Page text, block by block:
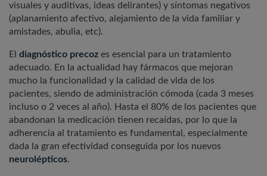
visuales y auditivas, ideas delirantes) y síntomas negativos
(aplanamiento afectivo, alejamiento de la vida familiar y
amistades, abulia, etc).
El diagnóstico precoz es esencial para un tratamiento
adecuado. En la actualidad hay fármacos que mejoran
mucho la funcionalidad y la calidad de vida de los
pacientes, siendo de administración cómoda (cada 3 meses
incluso o 2 veces al año). Hasta el 80% de los pacientes que
abandonan la medicación tienen recaídas, por lo que la
adherencia al tratamiento es fundamental, especialmente
dada la gran efectividad conseguida por los nuevos
neurolépticos.